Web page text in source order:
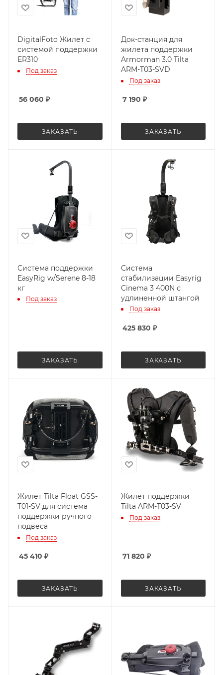
DigitalFoto Жилет с
системой поддержки
ER310
Под заказ
56 060 ₽
ЗАКАЗАТЬ
Док-станция для
жилета поддержки
Armorman 3.0 Tilta
ARM-T03-SVD
Под заказ
7 190 ₽
ЗАКАЗАТЬ
Система поддержки
EasyRig w/Serene 8-18
кг
Под заказ
ЗАКАЗАТЬ
Система
стабилизации Easyrig
Cinema 3 400N с
удлиненной штангой
Под заказ
425 830 ₽
ЗАКАЗАТЬ
Жилет Tilta Float GSS-
T01-SV для система
поддержки ручного
подвеса
Под заказ
45 410 ₽
ЗАКАЗАТЬ
Жилет поддержки
Tilta ARM-T03-SV
Под заказ
71 820 ₽
ЗАКАЗАТЬ